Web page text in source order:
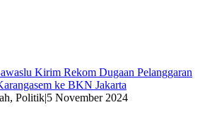
Kirim Rekom Dugaan Pelanggaran
ke BKN Jakarta
Politik|5 November 2024